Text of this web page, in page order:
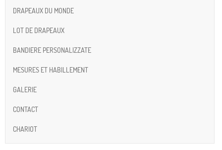
DRAPEAUX DU MONDE
LOT DE DRAPEAUX
BANDIERE PERSONALIZZATE
MESURES ET HABILLEMENT
GALERIE
CONTACT
CHARIOT